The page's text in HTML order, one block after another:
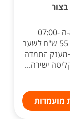
דרוש מחסנאי לחברה מובילה בצור יגאל א-ה 07:00-
17:00 - יש שעות נוספות למי שרוצה שכר 55 ש"ח לשעה
+מענק התמדה
מועמדות